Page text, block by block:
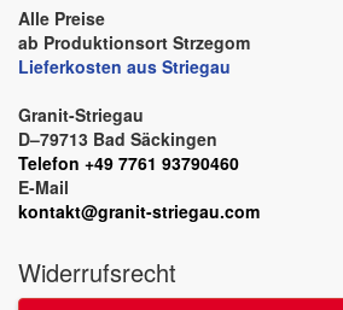
Alle Preise
ab Produktionsort Strzegom
Lieferkosten aus Striegau
Granit-Striegau
D–79713 Bad Säckingen
Telefon +49 7761 93790460
E-Mail
kontakt@granit-striegau.com
Widerrufsrecht